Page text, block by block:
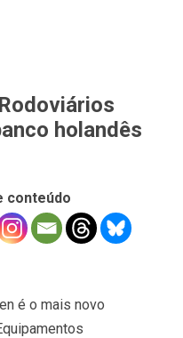
holandês
conteúdo
é o mais novo